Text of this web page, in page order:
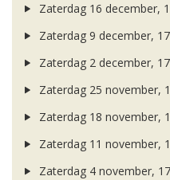
Zaterdag 16 december,
Zaterdag 9 december,
Zaterdag 2 december,
Zaterdag 25 november,
Zaterdag 18 november,
Zaterdag 11 november,
Zaterdag 4 november,